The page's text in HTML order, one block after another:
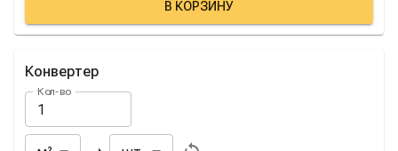
В КОРЗИНУ
Конвертер
Кол-во
Из В